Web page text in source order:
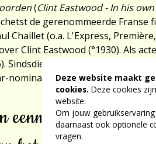
(Clint Eastwood - In his
de gerenommeerde Franse
Chaillet (o.a. L'Express,
Clint Eastwood (°1930). Als
Sindsdien groeide hij uit tot een
nominaties) van de afgelopen
eenmaal klaar is, is
Deze website maakt
cookies. Deze cookies
website.
Om jouw
daarnaast ook optionele
vragen.